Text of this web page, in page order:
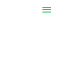
menu